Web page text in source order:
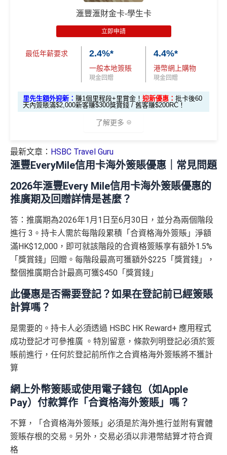
獎賞錢有效期於簽賬後最多2年，最少1年(按簽賬年度
玩法相對複雜，要注意既限時優惠/條款/最低簽賬要求
多，唔識玩平日本地簽賬只得$25=1里
如果唔中最紅自主六類別，平日簽賬得$25=1里
查看更多信用卡詳情及分析...
錢」
錢」
求。 #免費「易賞錢」VIP會籍：
需要係發卡後30日內成
功綁定滙豐easy卡到「易賞錢」App，而易賞錢會籍會於
綁定後4個月內生效。不可獲享迎新
：於合資格信用卡批
卡。 迎新條款：滙豐迎新條款
✅優點
講到明首兩年年費豁免
開卡門檻唔算高，年薪要求HK$15萬（即月薪HK$12,5
00）就申請到
網上繳費都有回贈
於百佳、屈臣氏及豐澤簽賬可享高達6倍「易賞錢」積
分 ，會員折扣日有高達92折優惠
❎缺點
得首兩年年費豁免
增值電子錢包（Payme、八達通、Wechat Pay及Alip
ay）唔計迎新合資格簽賬
$800「獎賞
錢」
期計劃優惠 （≥H
期）
$200 「獎賞
錢」
不適用
$1,000「獎賞
求。不可獲享迎新：於合資格信用卡批核日起計之過去1
2個月內曾取消任何滙豐個人信用卡基本卡。 迎新條款：
HSBC銀聯雙幣卡迎新
滙豐銀聯雙幣卡申請網址：MrMiles.hk/hsbc-unionpay-cla
ssic-apply
里先生加碼：申請完填Form
MrMiles.hk/hsbc-unionpa
y-classic-form賺1個里程段+里賞金❗️（由里先生派出
🎯38新會員額外里賞金#）
#每1里賞金 ≈ HK$1，可兌換FPS轉數快回贈！詳情MrMil
es.hk/mmcredit
惠
卡客戶
滙豐銀聯雙幣卡簽賬迎
新優惠*
$600「獎
賞錢」
$200「獎
賞錢」
滙豐滙財金卡申請網址：MrMiles.hk/hsbc-gold-apply
m賺1個里程段+ 里賞金❗️（由里先生派出🎯38新會員額
es.hk/mmcredit
滙豐滙財金卡迎新
滙豐滙財金卡迎新優惠
卡客戶
卡客戶
滙豐滙財金卡簽賬迎新
優惠*
$600「獎
賞錢」
$200「獎
「現金套現」 分期計劃
優惠 （≥HK$20,000，1
2個月或以上還款期）
$200「獎
賞錢」
不適用
合共高達
$800「獎
賞錢」
（相等於8,
賞錢」
（相等於2,
*持卡人需於發卡後60日內完成累積簽賬滿HK$5,800要
求。不可獲享迎新：於合資格信用卡批核日起計之過去1
2個月內曾取消任何滙豐個人信用卡基本卡。 迎新條款：
✅優點
食中 最紅自主5X類別，做到高達2.4%回贈/ $4.17=1里
經常有特別Bonus, e.g.HSBC萬寧/HSBC百老匯或 其他H
滙豐滙財金卡-學生卡
立即申請
最低年薪要求 2.4%*
一般本地簽賬
現金回贈
4.4%*
港幣網上購物
現金回贈
里先生額外迎新： 賺1個里程段+里賞金！ 迎新優惠： 批卡後60
天內簽賬滿$2,000新客賺$300獎賞錢 / 舊客賺$200RC！
了解更多
*（基本「獎賞錢」0.4%+「最紅自主獎賞
詳情：https://www.mrmiles.hk/hsbc-student/
🎁迎新禮遇
滙豐滙財金卡-學生卡迎新
滙豐滙財金卡-學生卡申請網址：MrMiles.hk/hsbc-student
-apply
里先生加碼： 申請完填FormMrMiles.hk/hsbc-gold-for
m賺1個里程段+里賞金 ❗️（由里先生派出🎯38新會員額
#每1里賞金 ≈ HK$1，可兌換FPS轉數快回贈！詳情
MrMil
es.hk/mmcredit
滙豐滙財金卡(學生卡) 迎新
滙豐滙財金卡
－學生卡簽賬
迎新優惠*
$300「獎賞
錢」
（相等於
3,000里）
$200「獎賞
錢」（相等於
2,000里）
最新文章： HSBC Travel Guru
滙豐EveryMile信用卡海外簽賬優惠｜常見問題
2026年滙豐Every Mile信用卡海外簽賬優惠的
推廣期及回贈詳情是甚麼？
答：推廣期為2026年1月1日至6月30日，並分為兩個階段
進行 3。持卡人需於每階段累積「合資格海外簽賬」淨額
滿HK$12,000，即可就該階段的合資格簽賬享有額外1.5%
「獎賞錢」回贈。每階段最高可獲額外$225「獎賞錢」，
整個推廣期合計最高可獲$450「獎賞錢」
此優惠是否需要登記？如果在登記前已經簽賬
計算嗎？
是需要的。持卡人必須透過 HSBC HK Reward+ 應用程式
成功登記才可參推廣 。特別留意，條款列明登記必須於簽
賬前進行，任何於登記前所作之合資格海外簽賬將不獲計
算
網上外幣簽賬或使用電子錢包（如Apple
Pay）付款算作「合資格海外簽賬」嗎？
不算，「合資格海外簽賬」必須是於海外進行並附有實體
簽賬存根的交易。另外，交易必須以非港幣結算才符合資
格